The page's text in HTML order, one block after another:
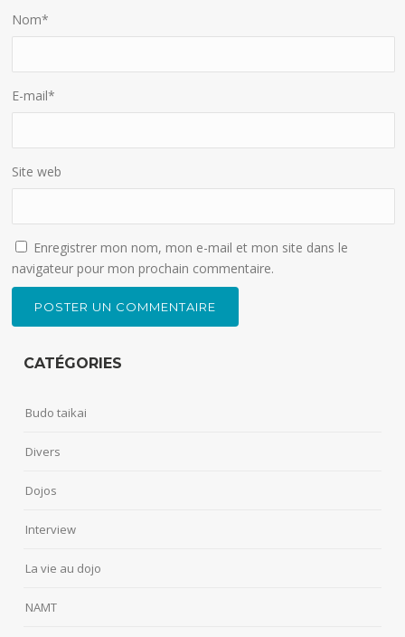
Nom*
E-mail*
Site web
Enregistrer mon nom, mon e-mail et mon site dans le
navigateur pour mon prochain commentaire.
CATÉGORIES
Budo taikai
Divers
Dojos
Interview
La vie au dojo
NAMT